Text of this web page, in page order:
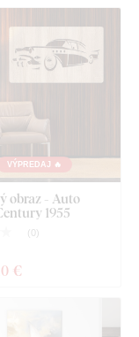
VÝPREDAJ 🔥
obraz - Auto
1955
( 0)
€